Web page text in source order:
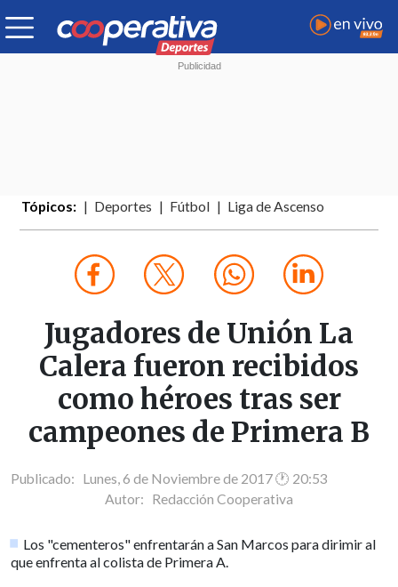
Tópicos: Deportes Fútbol Liga de Ascenso
Jugadores de Unión La
Calera fueron recibidos
como héroes tras ser
campeones de Primera B
Publicado: Lunes, 6 de Noviembre de 2017 🕐 20:53
Autor: Redacción Cooperativa
Los "cementeros" enfrentarán a San Marcos para dirimir al
que enfrenta al colista de Primera A.